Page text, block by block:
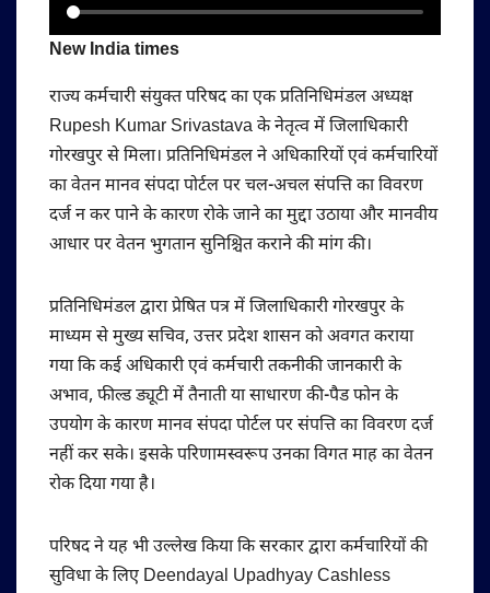
New India times
राज्य कर्मचारी संयुक्त परिषद का एक प्रतिनिधिमंडल अध्यक्ष
Rupesh Kumar Srivastava के नेतृत्व में जिलाधिकारी
गोरखपुर से मिला। प्रतिनिधिमंडल ने अधिकारियों एवं कर्मचारियों
का वेतन मानव संपदा पोर्टल पर चल-अचल संपत्ति का विवरण
दर्ज न कर पाने के कारण रोके जाने का मुद्दा उठाया और मानवीय
आधार पर वेतन भुगतान सुनिश्चित कराने की मांग की।
प्रतिनिधिमंडल द्वारा प्रेषित पत्र में जिलाधिकारी गोरखपुर के
माध्यम से मुख्य सचिव, उत्तर प्रदेश शासन को अवगत कराया
गया कि कई अधिकारी एवं कर्मचारी तकनीकी जानकारी के
अभाव, फील्ड ड्यूटी में तैनाती या साधारण की-पैड फोन के
उपयोग के कारण मानव संपदा पोर्टल पर संपत्ति का विवरण दर्ज
नहीं कर सके। इसके परिणामस्वरूप उनका विगत माह का वेतन
रोक दिया गया है।
परिषद ने यह भी उल्लेख किया कि सरकार द्वारा कर्मचारियों की
सुविधा के लिए Deendayal Upadhyay Cashless